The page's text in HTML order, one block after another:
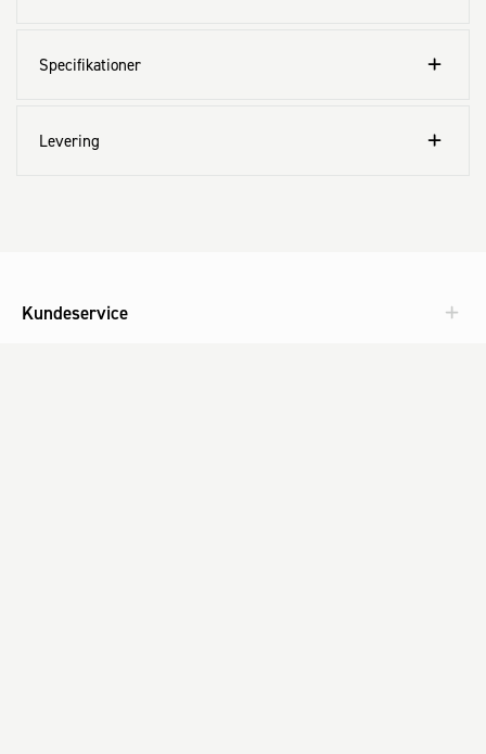
Specifikationer
Levering
Kundeservice